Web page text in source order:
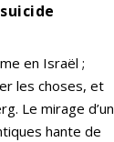
en Israël ;
les choses, et
Le mirage d’un
hante de